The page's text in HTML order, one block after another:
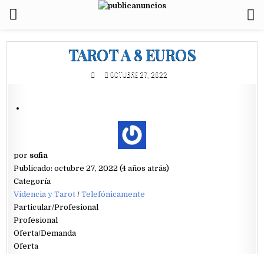
TAROT A 8 EUROS
OCTUBRE 27, 2022
por sofia
Publicado: octubre 27, 2022 (4 años atrás)
Categoría
Videncia y Tarot /Telefónicamente
Particular/Profesional
Profesional
Oferta/Demanda
Oferta